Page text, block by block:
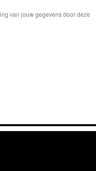
van jouw gegevens door deze